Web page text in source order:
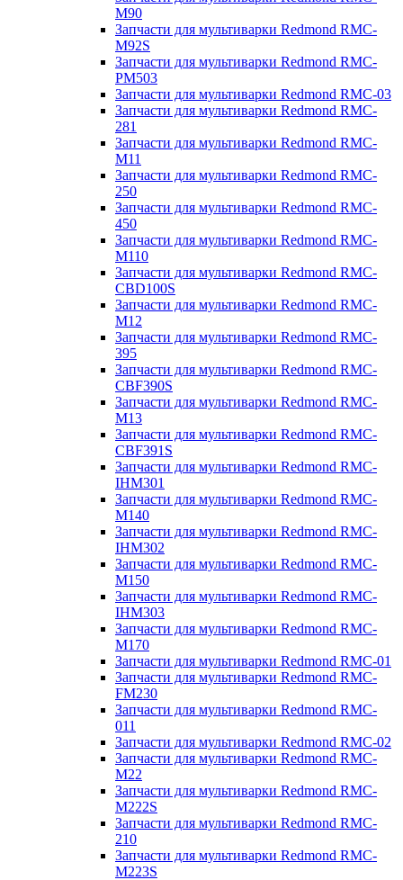
M90
Запчасти для мультиварки Redmond RMC-
M92S
Запчасти для мультиварки Redmond RMC-
PM503
Запчасти для мультиварки Redmond RMC-03
Запчасти для мультиварки Redmond RMC-
281
Запчасти для мультиварки Redmond RMC-
M11
Запчасти для мультиварки Redmond RMC-
250
Запчасти для мультиварки Redmond RMC-
450
Запчасти для мультиварки Redmond RMC-
M110
Запчасти для мультиварки Redmond RMC-
CBD100S
Запчасти для мультиварки Redmond RMC-
M12
Запчасти для мультиварки Redmond RMC-
395
Запчасти для мультиварки Redmond RMC-
CBF390S
Запчасти для мультиварки Redmond RMC-
M13
Запчасти для мультиварки Redmond RMC-
CBF391S
Запчасти для мультиварки Redmond RMC-
IHM301
Запчасти для мультиварки Redmond RMC-
M140
Запчасти для мультиварки Redmond RMC-
IHM302
Запчасти для мультиварки Redmond RMC-
M150
Запчасти для мультиварки Redmond RMC-
IHM303
Запчасти для мультиварки Redmond RMC-
M170
Запчасти для мультиварки Redmond RMC-01
Запчасти для мультиварки Redmond RMC-
FM230
Запчасти для мультиварки Redmond RMC-
011
Запчасти для мультиварки Redmond RMC-02
Запчасти для мультиварки Redmond RMC-
M22
Запчасти для мультиварки Redmond RMC-
M222S
Запчасти для мультиварки Redmond RMC-
210
Запчасти для мультиварки Redmond RMC-
M223S